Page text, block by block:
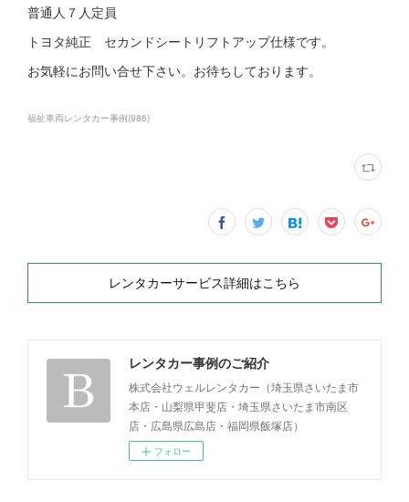
普通人７人定員
トヨタ純正 セカンドシートリフトアップ仕様です。
お気軽にお問い合せ下さい。お待ちしております。
福祉車両レンタカー事例(986)
レンタカーサービス詳細はこちら
レンタカー事例のご紹介
株式会社ウェルレンタカー（埼玉県さいたま市
本店・山梨県甲斐店・埼玉県さいたま市南区
店・広島県広島店・福岡県飯塚店）
フォロー